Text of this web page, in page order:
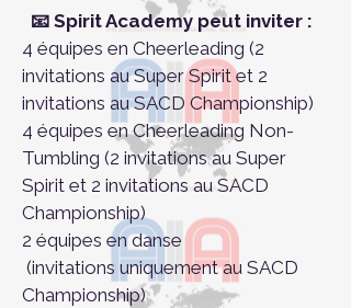
📧 Spirit Academy peut inviter :
4 équipes en Cheerleading (2
invitations au Super Spirit et 2
invitations au SACD Championship)
4 équipes en Cheerleading Non-
Tumbling (2 invitations au Super
Spirit et 2 invitations au SACD
Championship)
2 équipes en danse​
(invitations uniquement au SACD
Championship)